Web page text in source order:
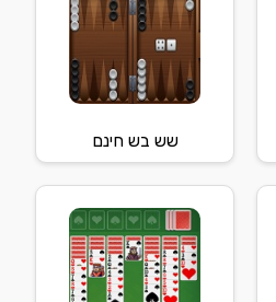
שש בש חינם